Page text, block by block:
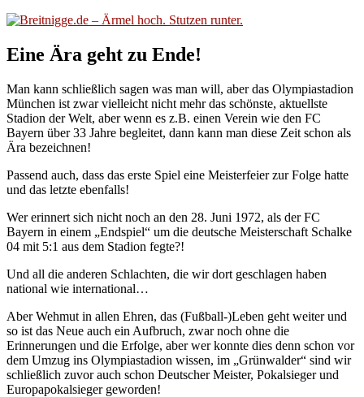
Eine Ära geht zu Ende!
Man kann schließlich sagen was man will, aber das Olympiastadion
München ist zwar vielleicht nicht mehr das schönste, aktuellste
Stadion der Welt, aber wenn es z.B. einen Verein wie den FC
Bayern über 33 Jahre begleitet, dann kann man diese Zeit schon als
Ära bezeichnen!
Passend auch, dass das erste Spiel eine Meisterfeier zur Folge hatte
und das letzte ebenfalls!
Wer erinnert sich nicht noch an den 28. Juni 1972, als der FC
Bayern in einem „Endspiel“ um die deutsche Meisterschaft Schalke
04 mit 5:1 aus dem Stadion fegte?!
Und all die anderen Schlachten, die wir dort geschlagen haben
national wie international…
Aber Wehmut in allen Ehren, das (Fußball-)Leben geht weiter und
so ist das Neue auch ein Aufbruch, zwar noch ohne die
Erinnerungen und die Erfolge, aber wer konnte dies denn schon vor
dem Umzug ins Olympiastadion wissen, im „Grünwalder“ sind wir
schließlich zuvor auch schon Deutscher Meister, Pokalsieger und
Europapokalsieger geworden!